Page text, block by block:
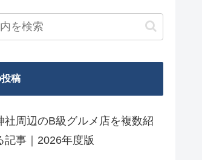
稿
社周辺のB級グルメ店を複数紹
記事｜2026年度版